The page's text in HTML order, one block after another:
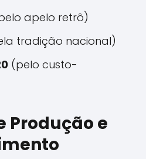
apelo retrô)
tradição nacional)
(pelo custo-
Produção e